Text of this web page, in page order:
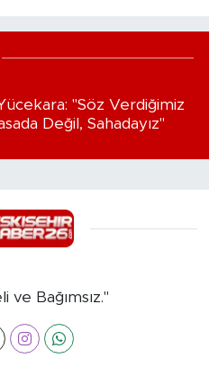
"Söz Verdiğimiz
Değil, Sahadayız"
ve Bağımsız."